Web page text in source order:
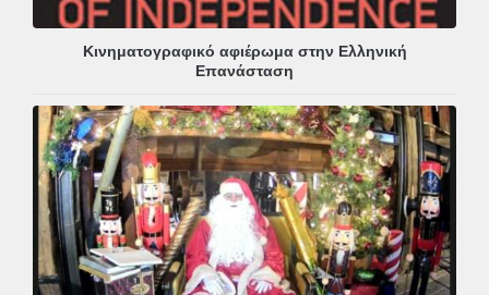
Κινηματογραφικό αφιέρωμα στην Ελληνική
Επανάσταση